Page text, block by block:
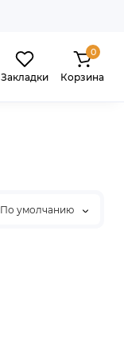
Закладки
0
Корзина
По умолчанию